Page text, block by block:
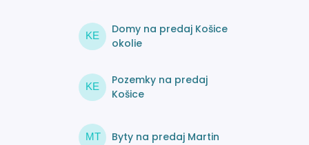
KE
Domy na predaj Košice
okolie
KE
Pozemky na predaj
Košice
MT Byty na predaj Martin